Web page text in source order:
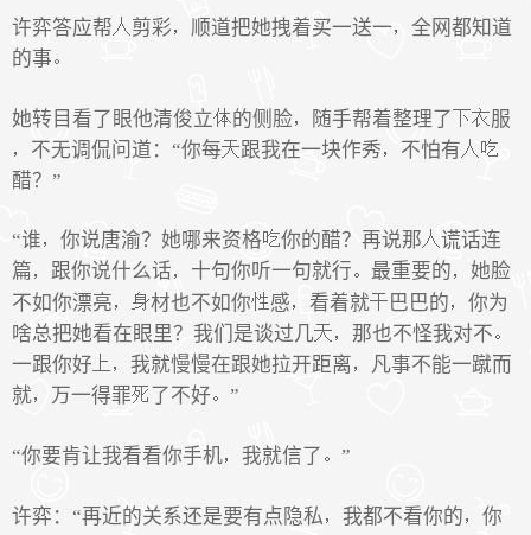
许弈答应帮 剪彩 顺道把她拽着买一送一
全网都知道
的事
她转目看了眼他清俊立 的侧脸 随手帮着整理了
服
不无调侃问道：“你每
跟我在一块作秀
不怕有
醋？”
“谁 你说唐渝？她哪来资格 你的醋？再说那
谎话连
篇
跟你说什么话 十句你听一句就行 最重要的
她脸
不如你漂亮
材也不如你 感 看着就 巴巴的
你为
啥总把她看在眼里？我们是谈过几
那也不怪我对不
一跟你好
我就慢慢在跟她拉开距离
凡事不能一蹴而
就
万一得罪 了不好 ”
“你要肯让我看看你手机 我就信了 ”
许弈：“再近的关系还是要有点隐私 我都不看你的
你